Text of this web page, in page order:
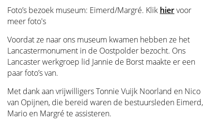
Foto’s bezoek museum: Eimerd/Margré. Klik hiervoor
meer foto's
Voordat ze naar ons museum kwamen hebben ze het
Lancastermonument in de Oostpolder bezocht. Ons
Lancaster werkgroep lid Jannie de Borst maakte er een
paar foto’s van.
Met dank aan vrijwilligers Tonnie Vuijk Noorland en Nico
van Opijnen, die bereid waren de bestuursleden Eimerd,
Mario en Margré te assisteren.